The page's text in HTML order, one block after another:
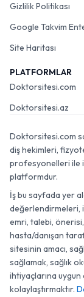
Gizlilik Politikası
Google Takvim
Site Haritası
PLATFORMLAR
Doktorsitesi.com
Doktorsitesi.az
Doktorsitesi.com
diş hekimleri,
profesyonelleri ile
platformdur.
İş bu sayfada yer
değerlendirmeleri,
emri, talebi,
hasta/danışan
sitesinin amacı,
sağlamak, sağlık
ihtiyaçlarına uygun
kolaylaştırmaktır.